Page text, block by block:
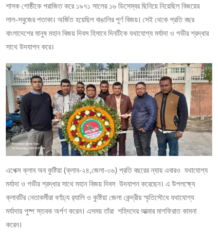
শাসক গোষ্ঠীকে পরাজিত করে ১৯৭১ সালের ১৬ ডিসেম্বর ছিনিয়ে নিয়েছিল বিজয়ের
লাল-সবুজের পতাকা। অর্জিত হয়েছিল বাঙালির পূর্ণ বিজয়। সেই থেকে প্রতি বছর
বাংলাদেশের মানুষ মহান বিজয় দিবস হিসাবে দিনটিকে যথাযোগ্য মর্যাদা ও গভীর শ্রদ্ধার
সাথে উদযাপন করে।
এপেক্স ক্লাব অব কুষ্টিয়া (ক্লাব-২৪,জেলা-০৬) প্রতি বছরের ন্যায় এবারও যথাযোগ্য
মর্যাদা ও গভীর শ্রদ্ধার সাথে মহান বিজয় দিবস উদযাপন করেছেন। এ উপলক্ষ্যে
ক্লাবটির নেতাকর্মীরা বর্ণাঢ্য র‌্যালি ও কুষ্টিয়া জেলা কেন্দ্রীয় স্মৃতিসৌধে যথাযোগ্য
মর্যাদায় পুষ্প স্তবক অর্পণ করেন। এসময় তাঁরা শহিদদের আত্মার মাগফিরাত কামনা
করেন।